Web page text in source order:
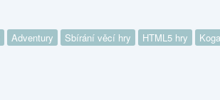
Adventury Sbírání věcí hry HTML5 hry